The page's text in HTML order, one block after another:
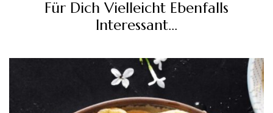
Für Dich Vielleicht Ebenfalls
Interessant...